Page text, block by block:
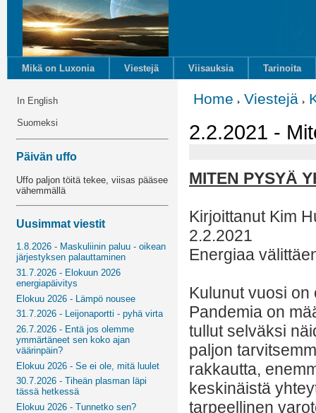
Mikä on Luxonia Viestejä Viisauksia Tarinoita
In English
Suomeksi
Päivän uffo
Uffo paljon töitä tekee, viisas pääsee
vähemmällä
Uusimmat viestit
1.8.2026 - Maskuliinin paluu - oikean
järjestyksen palauttaminen
31.7.2026 - Elokuun 2026
energiapäivitys
Elokuu 2026 - Lämpö nousee
31.7.2026 - Leijonaportti - pyhä virta
26.7.2026 - Entä jos olemme
ymmärtäneet sen koko ajan
väärinpäin?
Elokuu 2026 - Se ei ole, mitä luulet
30.7.2026 - Tiheän plasman läpi
tässä hetkessä
Elokuu 2026 - Tunnetko sen?
Home Viestejä
2.2.2021 -
MITEN PYSYÄ
Kirjoittanut Kim
2.2.2021
Energiaa
Kulunut vuosi
Pandemia on
tullut selväksi
paljon
rakkautta,
keskinäistä
tarpeellinen